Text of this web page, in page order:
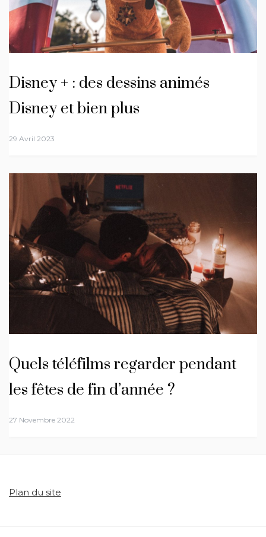
Disney + : des dessins animés
Disney et bien plus
29 Avril 2023
Quels téléfilms regarder pendant
les fêtes de fin d’année ?
27 Novembre 2022
Plan du site